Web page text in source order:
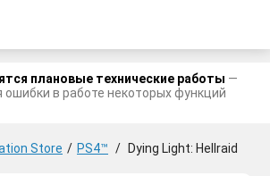
плановые технические работы —
в работе некоторых функций
Store / PS4™ / Dying Light: Hellraid